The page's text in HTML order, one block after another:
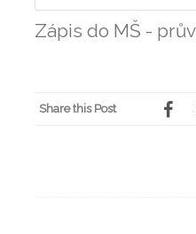
Zápis do MŠ -
Share this Post